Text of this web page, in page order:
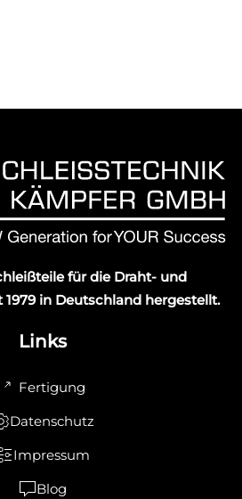
für die Draht- und
1979 in Deutschland hergestellt.
Links
Fertigung
Datenschutz
Impressum
Blog